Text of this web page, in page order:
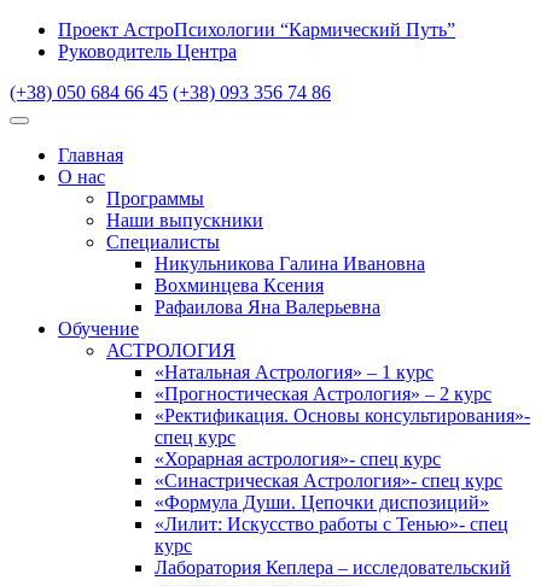
Проект АстроПсихологии “Кармический Путь”
Руководитель Центра
(+38) 050 684 66 45 (+38) 093 356 74 86
Главная
О нас
Программы
Наши выпускники
Специалисты
Никульникова Галина Ивановна
Вохминцева Ксения
Рафаилова Яна Валерьевна
Обучение
АСТРОЛОГИЯ
«Натальная Астрология» – 1 курс
«Прогностическая Астрология» – 2 курс
«Ректификация. Основы консультирования»-
спец курс
«Хорарная астрология»- спец курс
«Синастрическая Астрология»- спец курс
«Формула Души. Цепочки диспозиций»
«Лилит: Искусство работы с Тенью»- спец
курс
Лаборатория Кеплера – исследовательский